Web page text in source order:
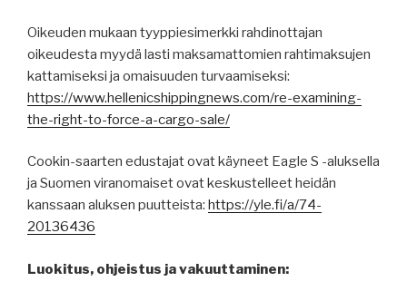
Oikeuden mukaan tyyppiesimerkki rahdinottajan
oikeudesta myydä lasti maksamattomien rahtimaksujen
kattamiseksi ja omaisuuden turvaamiseksi:
https://www.hellenicshippingnews.com/re-examining-
the-right-to-force-a-cargo-sale/
Cookin-saarten edustajat ovat käyneet Eagle S -aluksella
ja Suomen viranomaiset ovat keskustelleet heidän
kanssaan aluksen puutteista: https://yle.fi/a/74-
20136436
Luokitus, ohjeistus ja vakuuttaminen: